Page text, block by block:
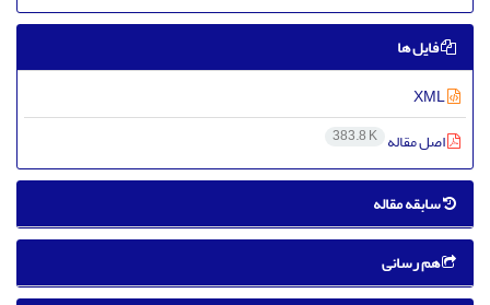
فایل ها
اصل مقاله 383.8 K
سابقه مقاله
هم رسانی